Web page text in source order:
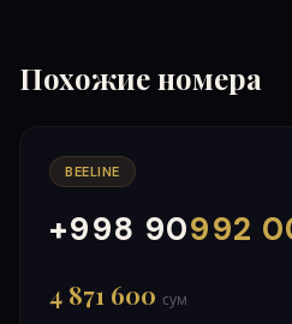
Похожие номера
BEELINE
+998 90992
000
999
4 871 600 сум